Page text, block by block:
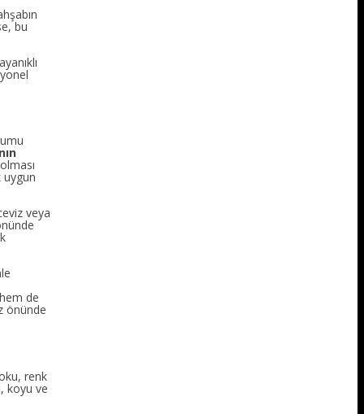
bu
veya
de
önünde
renk
koyu ve